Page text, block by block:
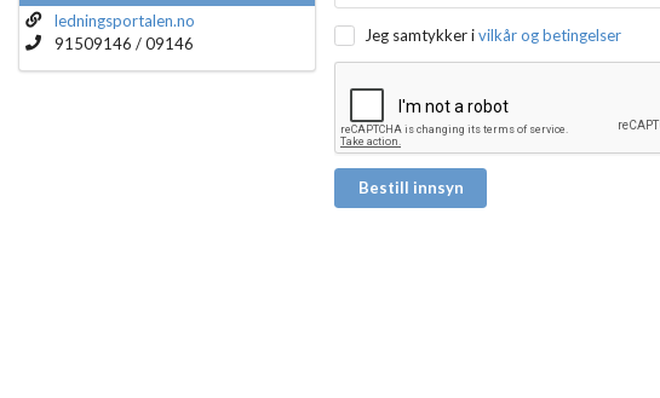
ledningsportalen.no
91509146 / 09146
Jeg samtykker i vilkår og betingelser
Bestill innsyn